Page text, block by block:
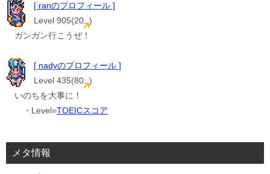
[ ranのプロフィール ]
Level 905(20 )
ガンガン行こうぜ！
[ nadyのプロフィール ]
Level 435(80 )
いのちを大事に！
・Level=TOEICスコア
メタ情報